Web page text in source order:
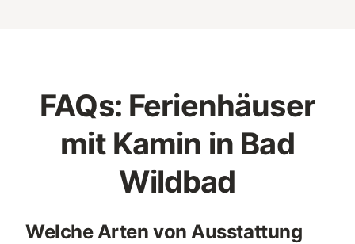
FAQs: Ferienhäuser
mit Kamin in Bad
Wildbad
Welche Arten von Ausstattung